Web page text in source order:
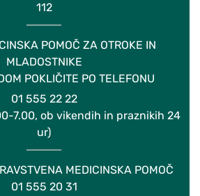
112
POMOČ ZA OTROKE IN
MLADOSTNIKE
POKLIČITE PO TELEFONU
01 555 22 22
7.00, ob vikendih in praznikih 24
ur)
MEDICINSKA POMOČ
01 555 20 31